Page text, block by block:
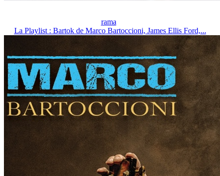
rama
La Playlist : Bartok de Marco Bartoccioni, James Ellis Ford,...